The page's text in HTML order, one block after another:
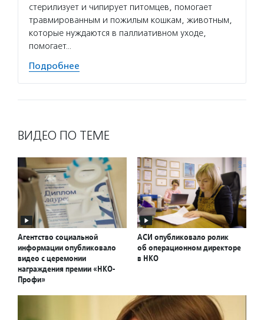
стерилизует и чипирует питомцев, помогает
травмированным и пожилым кошкам, животным,
которые нуждаются в паллиативном уходе,
помогает…
Подробнее
ВИДЕО ПО ТЕМЕ
Агентство социальной
информации опубликовало
видео с церемонии
награждения премии «НКО-
Профи»
АСИ опубликовало ролик
об операционном директоре
в НКО